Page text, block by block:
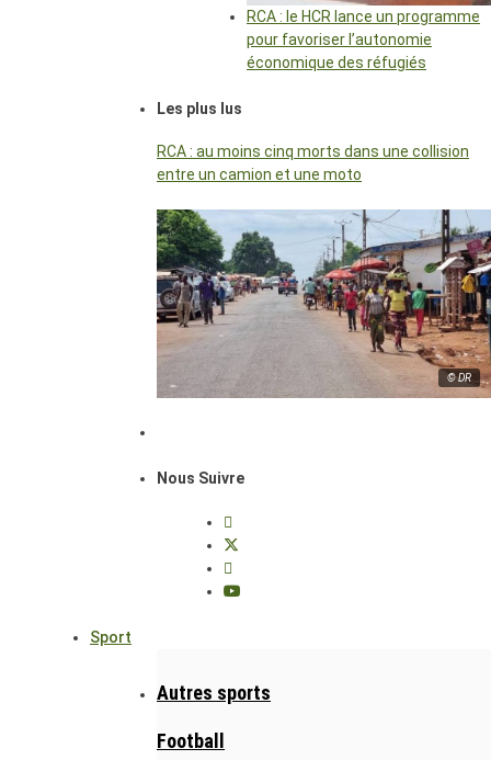
RCA : le HCR lance un programme
pour favoriser l’autonomie
économique des réfugiés
Les plus lus
RCA : au moins cinq morts dans une collision
entre un camion et une moto
© DR
Nous Suivre
Sport
Autres sports
Football